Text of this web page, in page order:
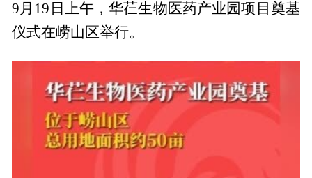
9月19日上午，华芢生物医药产业园项目奠基
仪式在崂山区举行。